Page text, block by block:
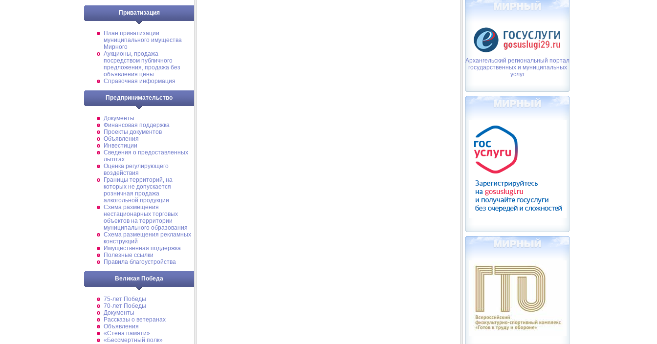
Приватизация
План приватизации
муниципального имущества
Мирного
Аукционы, продажа
посредством публичного
предложения, продажа без
объявления цены
Справочная информация
Предпринимательство
Документы
Финансовая поддержка
Проекты документов
Объявления
Инвестиции
Сведения о предоставленных
льготах
Оценка регулирующего
воздействия
Границы территорий, на
которых не допускается
розничная продажа
алкогольной продукции
Схема размещения
нестационарных торговых
объектов на территории
муниципального образования
Схема размещения рекламных
конструкций
Имущественная поддержка
Полезные ссылки
Правила благоустройства
Великая Победа
75-лет Победы
70-лет Победы
Документы
Рассказы о ветеранах
Объявления
«Стена памяти»
«Бессмертный полк»
Архангельский региональный портал
государственных и муниципальных
услуг